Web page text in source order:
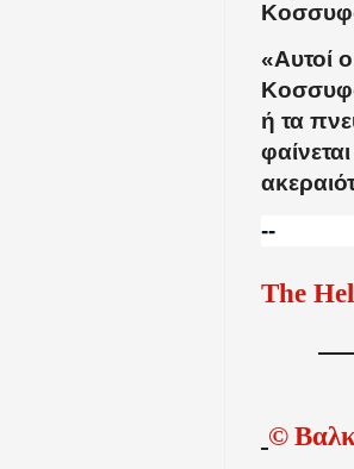
«Αυτοί
ή τα
--
The
©